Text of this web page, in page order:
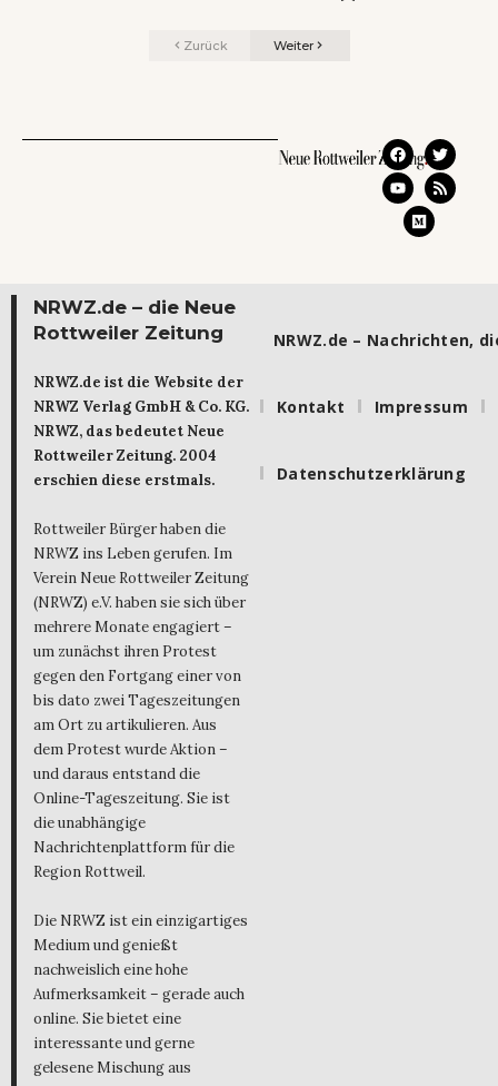
Zurück Weiter
NRWZ.de – die Neue
Rottweiler Zeitung
NRWZ.de ist die Website der
NRWZ Verlag GmbH & Co. KG.
NRWZ, das bedeutet Neue
Rottweiler Zeitung. 2004
erschien diese erstmals.
Rottweiler Bürger haben die
NRWZ ins Leben gerufen. Im
Verein Neue Rottweiler Zeitung
(NRWZ) e.V. haben sie sich über
mehrere Monate engagiert –
um zunächst ihren Protest
gegen den Fortgang einer von
bis dato zwei Tageszeitungen
am Ort zu artikulieren. Aus
dem Protest wurde Aktion –
und daraus entstand die
Online-Tageszeitung. Sie ist
die unabhängige
Nachrichtenplattform für die
Region Rottweil.
Die NRWZ ist ein einzigartiges
Medium und genießt
nachweislich eine hohe
Aufmerksamkeit – gerade auch
online. Sie bietet eine
interessante und gerne
gelesene Mischung aus
NRWZ.de – Nachrichten,
Kontakt Impressum
Datenschutzerklärung